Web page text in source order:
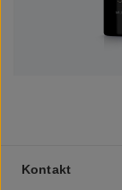
Kontakt